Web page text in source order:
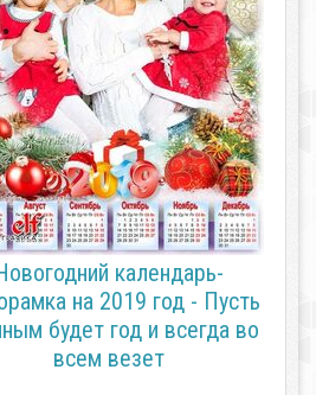
календарь-
на 2019 год - Пусть
будет год и всегда во
всем везет